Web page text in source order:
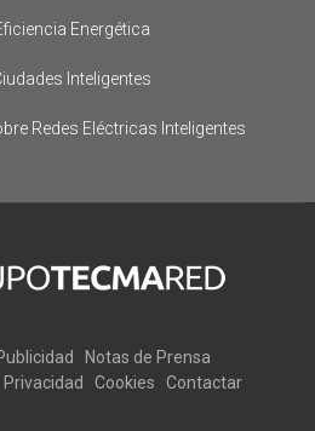
Energética
Inteligentes
Redes Eléctricas Inteligentes
Notas de Prensa
Privacidad Cookies Contactar